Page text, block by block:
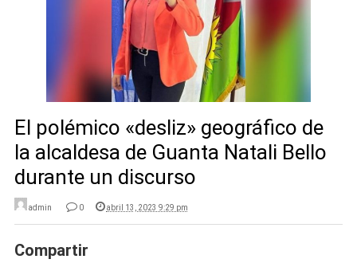
El polémico «desliz» geográfico de
la alcaldesa de Guanta Natali Bello
durante un discurso
admin 0 abril 13, 2023 9:29 pm
Compartir